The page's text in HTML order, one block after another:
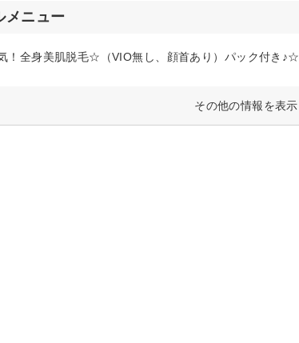
メニュー
！全身美肌脱毛☆（VIO無し、顔首あり）パック付き♪☆
その他の情報を表示